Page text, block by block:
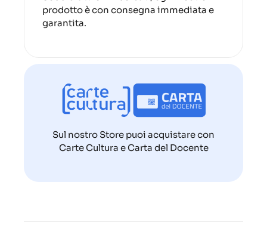
prodotto è con consegna immediata e
garantita.
Sul nostro Store puoi acquistare con
Carte Cultura e Carta del Docente